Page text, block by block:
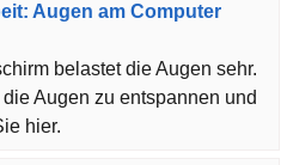
Augen am Computer
belastet die Augen sehr.
Augen zu entspannen und
hier.